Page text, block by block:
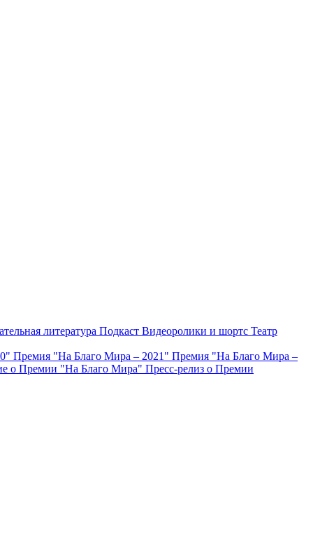
литература Подкаст Видеоролики и шортс Театр
Премия "На Благо Мира – 2021" Премия "На Благо Мира –
о Премии "На Благо Мира" Пресс-релиз о Премии